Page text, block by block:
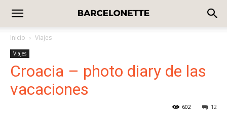
Inicio Viajes
Viajes
Croacia – photo diary de las
vacaciones
12
602